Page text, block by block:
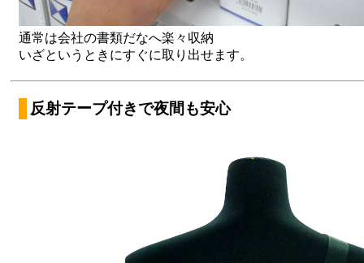
通常は会社の書類だなへ楽々収納
いざというときにすぐに取り出せます。
反射テープ付きで夜間も安心